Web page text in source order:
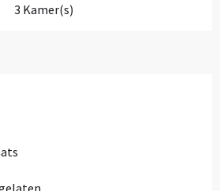
3 Kamer(s)